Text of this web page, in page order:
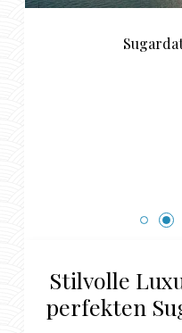
Stilvolle
perfekten